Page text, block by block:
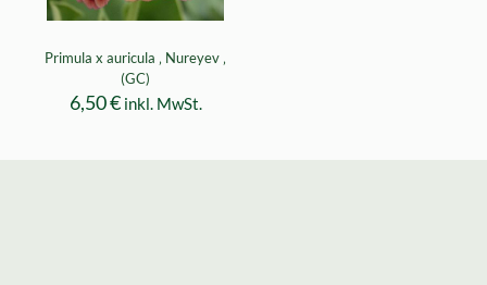
Primula x auricula ‚ Nureyev ‚
(GC)
6,50€ inkl. MwSt.